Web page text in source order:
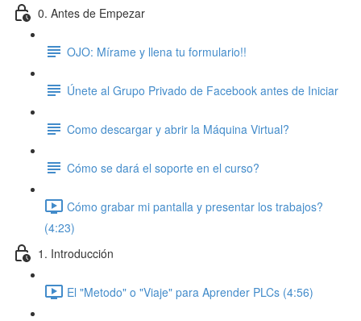
0. Antes de Empezar
OJO: Mírame y llena tu formulario!!
Únete al Grupo Privado de Facebook antes de Iniciar
Como descargar y abrir la Máquina Virtual?
Cómo se dará el soporte en el curso?
Cómo grabar mi pantalla y presentar los trabajos?
(4:23)
1. Introducción
El "Metodo" o "Viaje" para Aprender PLCs (4:56)